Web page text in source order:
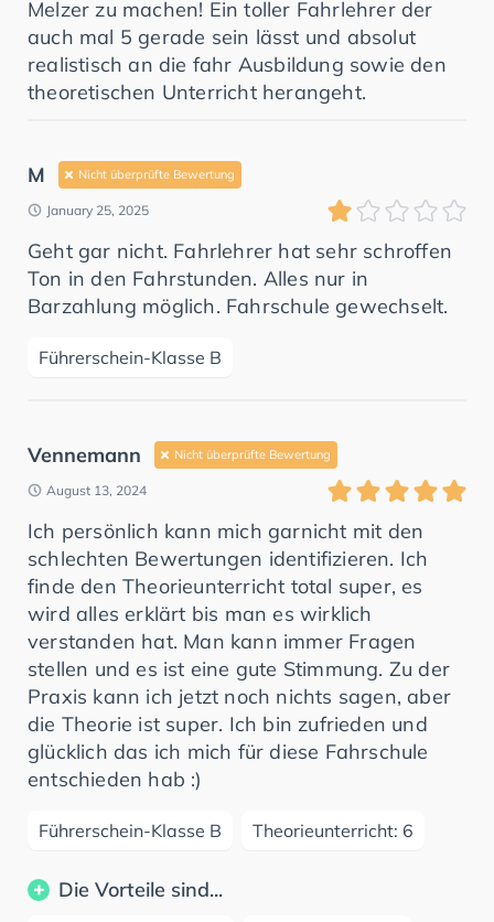
Melzer zu machen! Ein toller Fahrlehrer der
auch mal 5 gerade sein lässt und absolut
realistisch an die fahr Ausbildung sowie den
theoretischen Unterricht herangeht.
M Nicht überprüfte Bewertung
January 25, 2025
Geht gar nicht. Fahrlehrer hat sehr schroffen
Ton in den Fahrstunden. Alles nur in
Barzahlung möglich. Fahrschule gewechselt.
Führerschein-Klasse B
Vennemann Nicht überprüfte Bewertung
August 13, 2024
Ich persönlich kann mich garnicht mit den
schlechten Bewertungen identifizieren. Ich
finde den Theorieunterricht total super, es
wird alles erklärt bis man es wirklich
verstanden hat. Man kann immer Fragen
stellen und es ist eine gute Stimmung. Zu der
Praxis kann ich jetzt noch nichts sagen, aber
die Theorie ist super. Ich bin zufrieden und
glücklich das ich mich für diese Fahrschule
entschieden hab :)
Führerschein-Klasse B Theorieunterricht: 6
Die Vorteile sind...